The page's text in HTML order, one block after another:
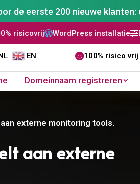
de eerste 200 nieuwe klanten:
installatieDNS Beheer
EN 100% risico
Domeinnaam registreren
externe monitoring tools.​
aan externe